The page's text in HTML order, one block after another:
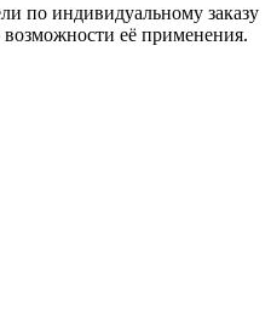
по индивидуальному заказу
её применения.